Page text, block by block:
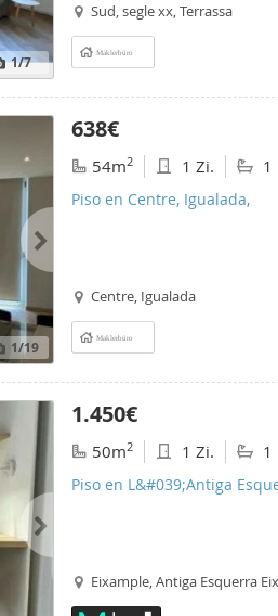
1/7
Sud, segle xx, Terrassa
Maklerbüro
1/19
638€
54m2 1 Zi. 1
Piso en Centre, Igualada,
Centre, Igualada
Maklerbüro
1.450€
50m2 1 Zi. 1
Piso en L&#039;Antiga
Eixample, Antiga Esquerra